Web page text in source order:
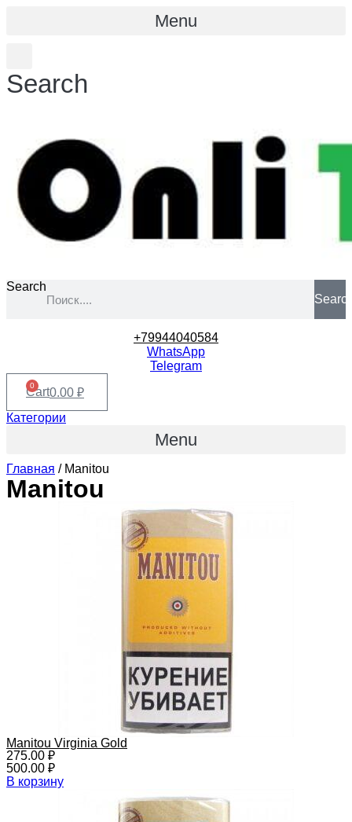
Menu
Search
Search
+79944040584
WhatsApp
Telegram
0.00 ₽
0
Cart
Категории
Menu
Главная / Manitou
Manitou
Manitou Virginia Gold
275.00 ₽
500.00 ₽
В корзину